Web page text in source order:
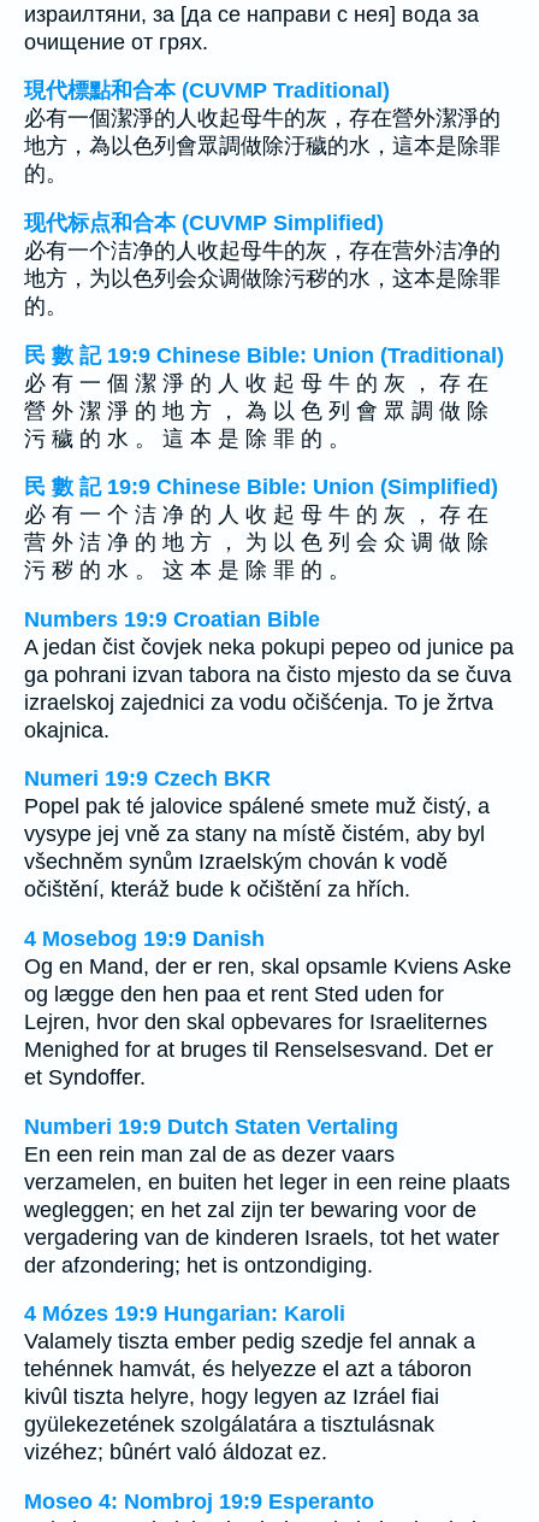
израилтяни, за [да се направи с нея] вода за
очищение от грях.
現代標點和合本 (CUVMP Traditional)
必有一個潔淨的人收起母牛的灰，存在營外潔淨的
地方，為以色列會眾調做除汙穢的水，這本是除罪
的。
现代标点和合本 (CUVMP Simplified)
必有一个洁净的人收起母牛的灰，存在营外洁净的
地方，为以色列会众调做除污秽的水，这本是除罪
的。
民 數 記 19:9 Chinese Bible: Union (Traditional)
必 有 一 個 潔 淨 的 人 收 起 母 牛 的 灰 ， 存 在
營 外 潔 淨 的 地 方 ， 為 以 色 列 會 眾 調 做 除
污 穢 的 水 。 這 本 是 除 罪 的 。
民 數 記 19:9 Chinese Bible: Union (Simplified)
必 有 一 个 洁 净 的 人 收 起 母 牛 的 灰 ， 存 在
营 外 洁 净 的 地 方 ， 为 以 色 列 会 众 调 做 除
污 秽 的 水 。 这 本 是 除 罪 的 。
Numbers 19:9 Croatian Bible
A jedan čist čovjek neka pokupi pepeo od junice pa
ga pohrani izvan tabora na čisto mjesto da se čuva
izraelskoj zajednici za vodu očišćenja. To je žrtva
okajnica.
Numeri 19:9 Czech BKR
Popel pak té jalovice spálené smete muž čistý, a
vysype jej vně za stany na místě čistém, aby byl
všechněm synům Izraelským chován k vodě
očištění, kteráž bude k očištění za hřích.
4 Mosebog 19:9 Danish
Og en Mand, der er ren, skal opsamle Kviens Aske
og lægge den hen paa et rent Sted uden for
Lejren, hvor den skal opbevares for Israeliternes
Menighed for at bruges til Renselsesvand. Det er
et Syndoffer.
Numberi 19:9 Dutch Staten Vertaling
En een rein man zal de as dezer vaars
verzamelen, en buiten het leger in een reine plaats
wegleggen; en het zal zijn ter bewaring voor de
vergadering van de kinderen Israels, tot het water
der afzondering; het is ontzondiging.
4 Mózes 19:9 Hungarian: Karoli
Valamely tiszta ember pedig szedje fel annak a
tehénnek hamvát, és helyezze el azt a táboron
kivûl tiszta helyre, hogy legyen az Izráel fiai
gyülekezetének szolgálatára a tisztulásnak
vizéhez; bûnért való áldozat ez.
Moseo 4: Nombroj 19:9 Esperanto